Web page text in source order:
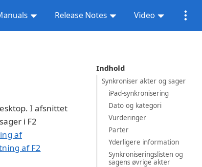
Release Notes Video
Indhold
Synkroniser akter og sager
iPad-synkronisering
Dato og kategori
Vurderinger
Parter
Yderligere information
Synkroniseringslisten og
sagens øvrige akter
I afsnittet
i F2
af
af F2